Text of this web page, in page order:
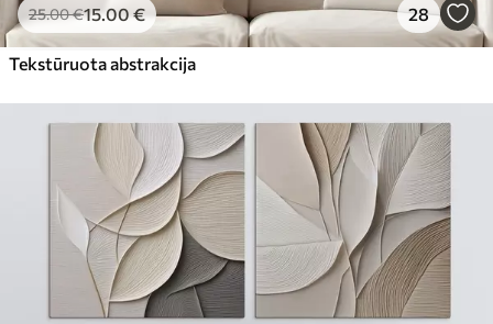
25.00€15.00€ 28
Tekstūruota abstrakcija